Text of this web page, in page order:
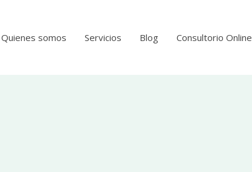
Quienes somos Servicios Blog Consultorio Online